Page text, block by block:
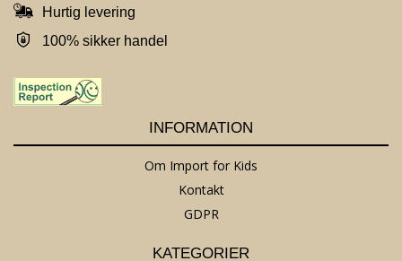
Hurtig levering
100% sikker handel
INFORMATION
Om Import for Kids
Kontakt
GDPR
KATEGORIER